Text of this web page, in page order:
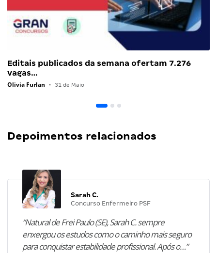
Editais publicados da semana ofertam 7.276
vagas…
Olivia Furlan • 31 de Maio
Depoimentos relacionados
Sarah C.
Concurso Enfermeiro PSF
“Natural de Frei Paulo (SE), Sarah C. sempre
enxergou os estudos como o caminho mais seguro
para conquistar estabilidade profissional. Após o…”